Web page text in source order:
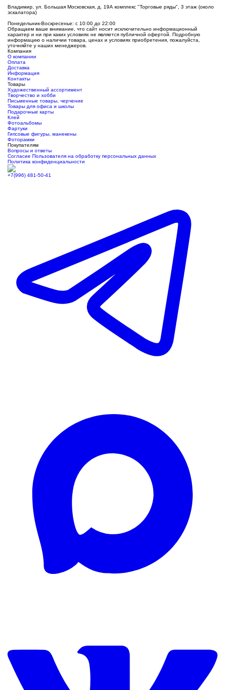
Владимир, ул. Большая Московская, д. 19А комплекс "Торговые ряды", 3 этаж (около
эскалатора)
Понедельник-Воскресенье: с 10:00 до 22:00
Обращаем ваше внимание, что сайт носит исключительно информационный
характер и ни при каких условиях не является публичной офертой. Подробную
информацию о наличии товара, ценах и условиях приобретения, пожалуйста,
уточняйте у наших менеджеров.
Компания
О компании
Оплата
Доставка
Информация
Контакты
Товары
Художественный ассортимент
Творчество и хобби
Письменные товары, черчение
Товары для офиса и школы
Подарочные карты
Клей
Фотоальбомы
Фартуки
Гипсовые фигуры, манекены
Фоторамки
Покупателям
Вопросы и ответы
Согласие Пользователя на обработку персональных данных
Политика конфиденциальности
+7(996) 481-50-41